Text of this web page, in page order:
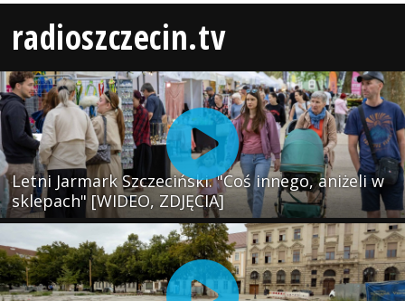
radioszczecin.tv
Letni Jarmark Szczeciński. "Coś innego, aniżeli w
sklepach" [WIDEO, ZDJĘCIA]